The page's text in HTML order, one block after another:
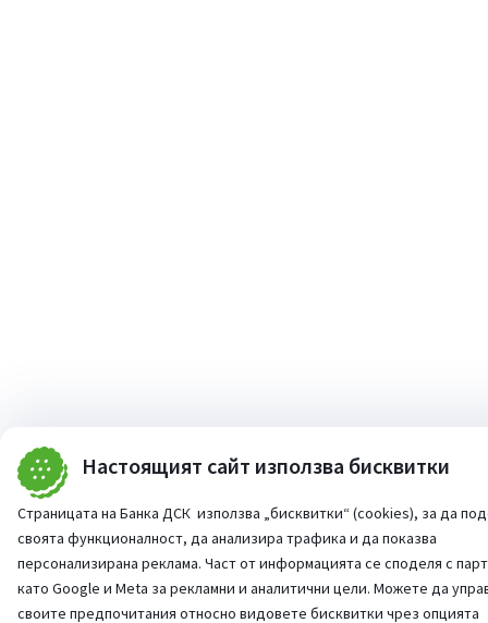
Настоящият сайт използва бисквитки
Страницата на Банка ДСК използва „бисквитки“ (cookies), за да
своята функционалност, да анализира трафика и да показва
персонализирана реклама. Част от информацията се споделя с
като Google и Meta за рекламни и аналитични цели. Можете да
своите предпочитания относно видовете бисквитки чрез опцията